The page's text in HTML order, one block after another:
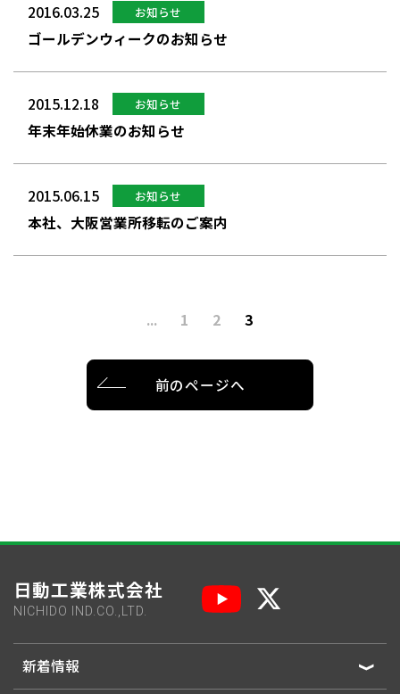
2016.03.25 お知らせ
ゴールデンウィークのお知らせ
2015.12.18 お知らせ
年末年始休業のお知らせ
2015.06.15 お知らせ
本社、大阪営業所移転のご案内
前のページへ
... 1 2 3
日動工業株式会社
NICHIDO IND.CO.,LTD.
新着情報